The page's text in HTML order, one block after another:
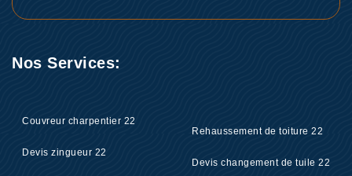
Nos Services:
Couvreur charpentier 22
Devis zingueur 22
Rehaussement de toiture 22
Devis changement de tuile 22